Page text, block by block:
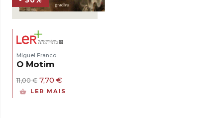
Miguel Franco
O Motim
11,00€ O
preço
7,70 €
preço
LER MAIS